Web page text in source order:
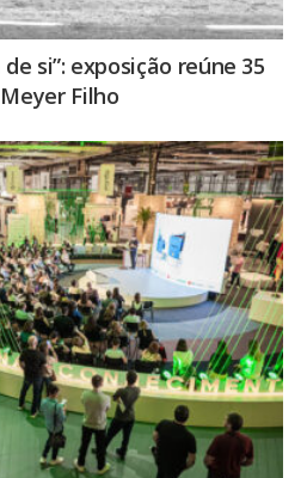
si”: exposição reúne 35
Filho